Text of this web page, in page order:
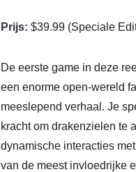
Prijs: $39.99 (Speciale
De eerste game in deze
een enorme open-wereld
meeslepend verhaal. Je
kracht om drakenzielen te
dynamische interacties
van de meest invloedrijke